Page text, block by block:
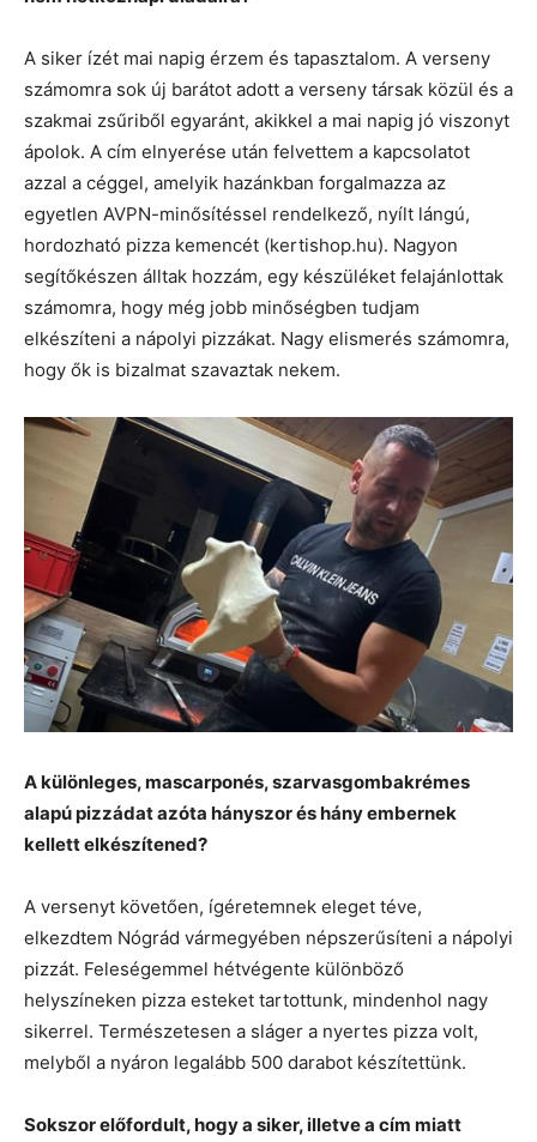
A siker ízét mai napig érzem és tapasztalom. A verseny
számomra sok új barátot adott a verseny társak közül és a
szakmai zsűriből egyaránt, akikkel a mai napig jó viszonyt
ápolok. A cím elnyerése után felvettem a kapcsolatot
azzal a céggel, amelyik hazánkban forgalmazza az
egyetlen AVPN-minősítéssel rendelkező, nyílt lángú,
hordozható pizza kemencét (kertishop.hu). Nagyon
segítőkészen álltak hozzám, egy készüléket felajánlottak
számomra, hogy még jobb minőségben tudjam
elkészíteni a nápolyi pizzákat. Nagy elismerés számomra,
hogy ők is bizalmat szavaztak nekem.
A különleges, mascarponés, szarvasgombakrémes
alapú pizzádat azóta hányszor és hány embernek
kellett elkészítened?
A versenyt követően, ígéretemnek eleget téve,
elkezdtem Nógrád vármegyében népszerűsíteni a nápolyi
pizzát. Feleségemmel hétvégente különböző
helyszíneken pizza esteket tartottunk, mindenhol nagy
sikerrel. Természetesen a sláger a nyertes pizza volt,
melyből a nyáron legalább 500 darabot készítettünk.
Sokszor előfordult, hogy a siker, illetve a cím miatt